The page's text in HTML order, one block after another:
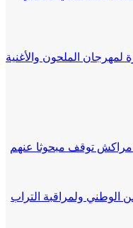
الملحون والأغنية
مراكش توقف مبحوثا عنهم
الوطني ولمراقبة التراب